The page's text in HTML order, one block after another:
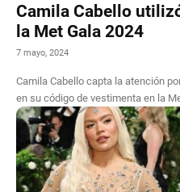
Camila Cabello
la Met Gala 2024
7 mayo, 2024
Camila Cabello capta la atención
en su código de vestimenta en la